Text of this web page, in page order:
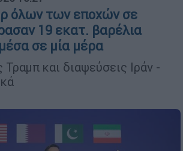
όλων των εποχών σε
19 εκατ. βαρέλια
σε μία μέρα
και διαψεύσεις Ιράν -